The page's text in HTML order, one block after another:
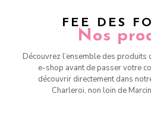
FEE DES
Nos
Découvrez l’ensemble des
e-shop avant de passer votre
découvrir directement dans
Charleroi, non loin de